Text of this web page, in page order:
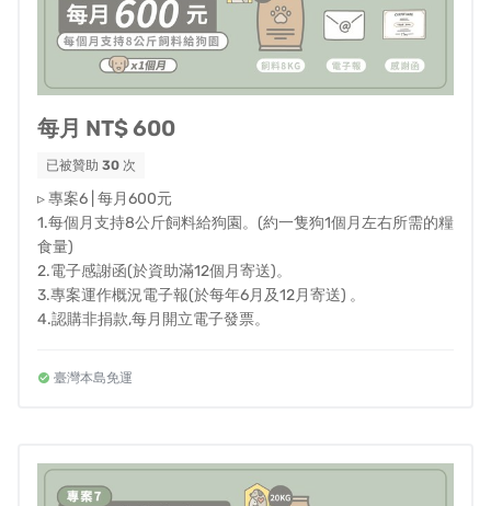
更希望有天，世界不再有浪浪。
毛孩的彩虹天堂從2018年至今，一直致力於改善予解決與
住，只求有地方住就好，卻往往忽略了關於「溫飽」的糧
食需求。 根據我們的統計，目前全台約有數萬隻的浪浪糧
每月 NT$ 600
已被贊助 30 次
▹ 專案6 | 每月600元
1.每個月支持8公斤飼料給狗園。(約一隻狗1個月左右所需的糧
食量)
2.電子感謝函(於資助滿12個月寄送)。
3.專案運作概況電子報(於每年6月及12月寄送) 。
4.認購非捐款,每月開立電子發票。
臺灣本島免運